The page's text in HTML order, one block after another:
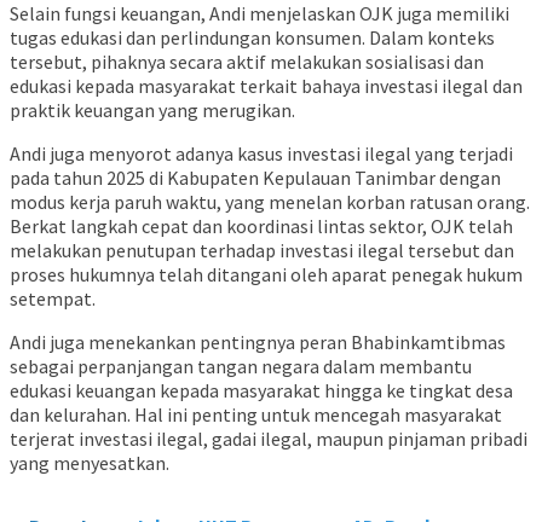
Selain fungsi keuangan, Andi menjelaskan OJK juga memiliki
tugas edukasi dan perlindungan konsumen. Dalam konteks
tersebut, pihaknya secara aktif melakukan sosialisasi dan
edukasi kepada masyarakat terkait bahaya investasi ilegal dan
praktik keuangan yang merugikan.
Andi juga menyorot adanya kasus investasi ilegal yang terjadi
pada tahun 2025 di Kabupaten Kepulauan Tanimbar dengan
modus kerja paruh waktu, yang menelan korban ratusan orang.
Berkat langkah cepat dan koordinasi lintas sektor, OJK telah
melakukan penutupan terhadap investasi ilegal tersebut dan
proses hukumnya telah ditangani oleh aparat penegak hukum
setempat.
Andi juga menekankan pentingnya peran Bhabinkamtibmas
sebagai perpanjangan tangan negara dalam membantu
edukasi keuangan kepada masyarakat hingga ke tingkat desa
dan kelurahan. Hal ini penting untuk mencegah masyarakat
terjerat investasi ilegal, gadai ilegal, maupun pinjaman pribadi
yang menyesatkan.